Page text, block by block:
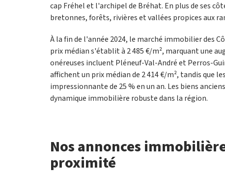
cap Fréhel et l'archipel de Bréhat. En plus de ses
bretonnes, forêts, rivières et vallées propices aux
À la fin de l'année 2024, le marché immobilier des
prix médian s'établit à 2 485 €/m², marquant une
onéreuses incluent Pléneuf-Val-André et Perros-
affichent un prix médian de 2 414 €/m², tandis que
impressionnante de 25 % en un an. Les biens
dynamique immobilière robuste dans la région.
Nos annonces
proximité